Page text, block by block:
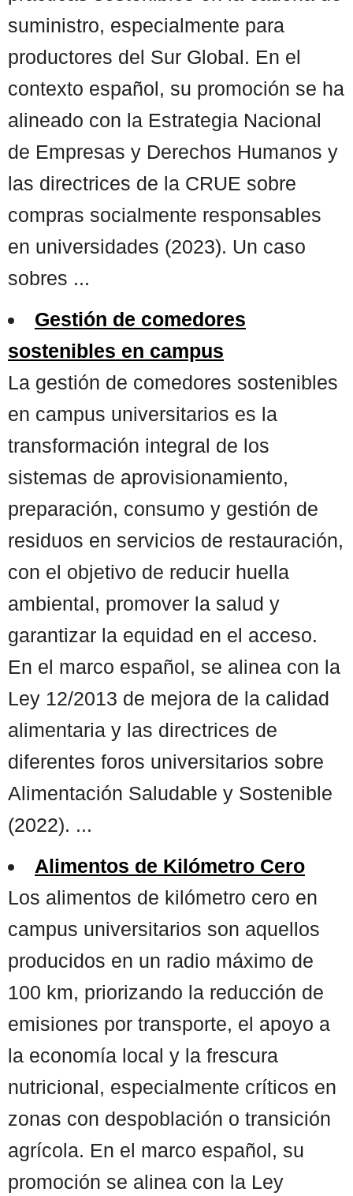
suministro, especialmente para
productores del Sur Global. En el
contexto español, su promoción se ha
alineado con la Estrategia Nacional
de Empresas y Derechos Humanos y
las directrices de la CRUE sobre
compras socialmente responsables
en universidades (2023). Un caso
sobres ...
Gestión de comedores
sostenibles en campus
La gestión de comedores sostenibles
en campus universitarios es la
transformación integral de los
sistemas de aprovisionamiento,
preparación, consumo y gestión de
residuos en servicios de restauración,
con el objetivo de reducir huella
ambiental, promover la salud y
garantizar la equidad en el acceso.
En el marco español, se alinea con la
Ley 12/2013 de mejora de la calidad
alimentaria y las directrices de
diferentes foros universitarios sobre
Alimentación Saludable y Sostenible
(2022). ...
Alimentos de Kilómetro Cero
Los alimentos de kilómetro cero en
campus universitarios son aquellos
producidos en un radio máximo de
100 km, priorizando la reducción de
emisiones por transporte, el apoyo a
la economía local y la frescura
nutricional, especialmente críticos en
zonas con despoblación o transición
agrícola. En el marco español, su
promoción se alinea con la Ley